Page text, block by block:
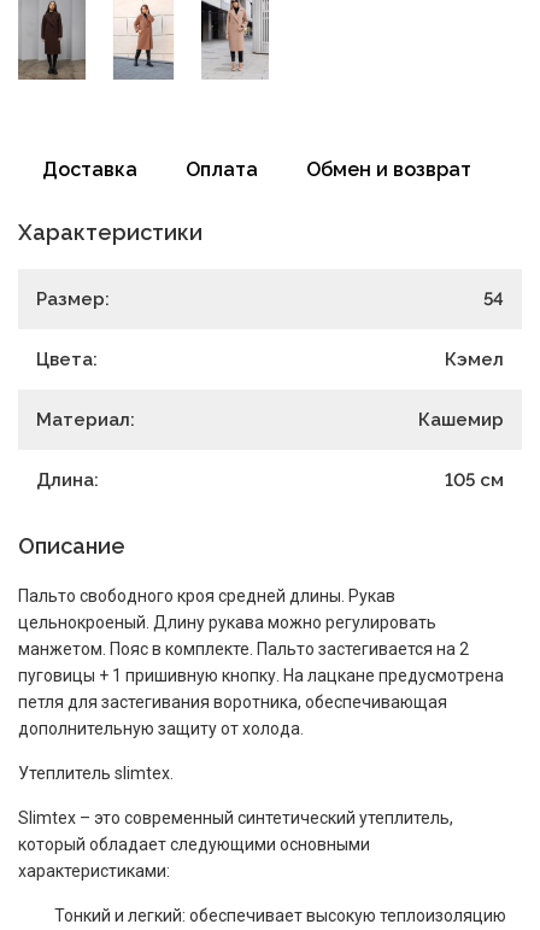
Доставка Оплата Обмен и возврат
Характеристики
Размер: 54
Цвета: Кэмел
Материал: Кашемир
Длина: 105 см
Описание
Пальто свободного кроя средней длины. Рукав
цельнокроеный. Длину рукава можно регулировать
манжетом. Пояс в комплекте. Пальто застегивается на 2
пуговицы + 1 пришивную кнопку. На лацкане предусмотрена
петля для застегивания воротника, обеспечивающая
дополнительную защиту от холода.
Утеплитель slimtex.
Slimtex – это современный синтетический утеплитель,
который обладает следующими основными
характеристиками:
Тонкий и легкий: обеспечивает высокую теплоизоляцию